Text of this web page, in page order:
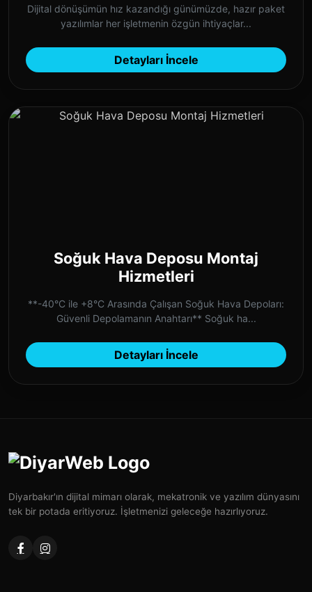
Dijital dönüşümün hız kazandığı günümüzde, hazır paket
yazılımlar her işletmenin özgün ihtiyaçlar...
Detayları İncele
Soğuk Hava Deposu Montaj
Hizmetleri
**-40°C ile +8°C Arasında Çalışan Soğuk Hava Depoları:
Güvenli Depolamanın Anahtarı** Soğuk ha...
Detayları İncele
Diyarbakır'ın dijital mimarı olarak, mekatronik ve yazılım dünyasını
tek bir potada eritiyoruz. İşletmenizi geleceğe hazırlıyoruz.